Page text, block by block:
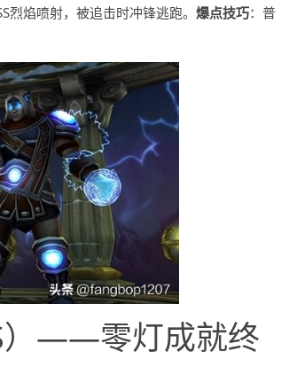
烈焰喷射，被追击时冲锋逃跑。 爆点技巧：普
）——零灯成就终